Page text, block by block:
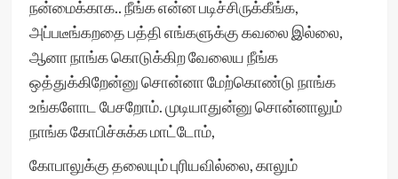
நன்மைக்காக.. நீங்க என்ன படிச்சிருக்கீங்க,
அப்படீங்கறதை பத்தி எங்களுக்கு கவலை இல்லை,
ஆனா நாங்க கொடுக்கிற வேலைய நீங்க
ஒத்துக்கிறேன்னு சொன்னா மேற்கொண்டு நாங்க
உங்களோட பேசறோம். முடியாதுன்னு சொன்னாலும்
நாங்க கோபிச்சுக்க மாட்டோம்,
கோபாலுக்கு தலையும் புரியவில்லை, காலும்